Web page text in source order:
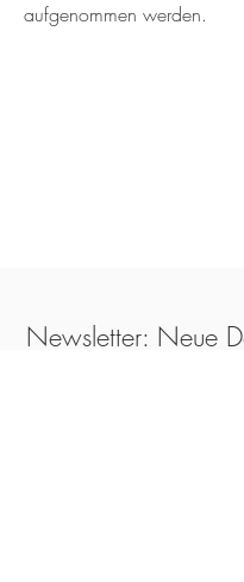
aufgenommen werden.
Newsletter: Neue